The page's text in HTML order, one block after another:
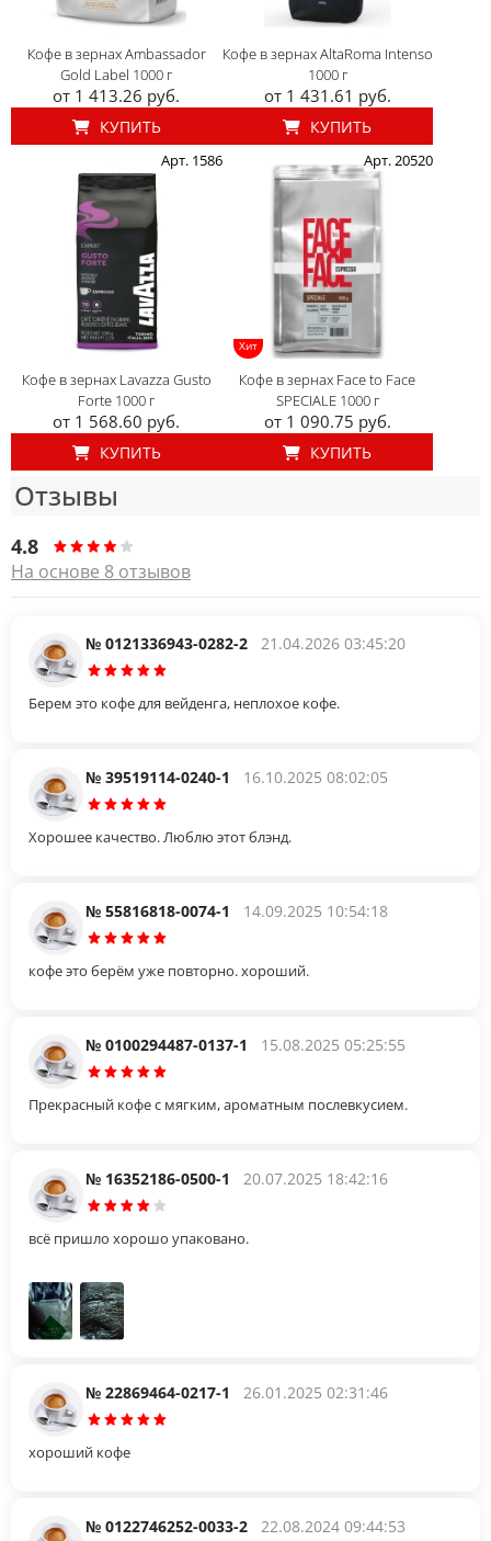
Кофе в зернах Ambassador
Gold Label 1000 г
от 1 413.26 руб.
КУПИТЬ
Кофе в зернах AltaRoma Intenso
1000 г
от 1 431.61 руб.
КУПИТЬ
Арт. 1586
Кофе в зернах Lavazza Gusto
Forte 1000 г
от 1 568.60 руб.
КУПИТЬ
Хит
Арт. 20520
Кофе в зернах Face to Face
SPECIALE 1000 г
от 1 090.75 руб.
КУПИТЬ
Отзывы
4.8
На основе 8 отзывов
№ 0121336943-0282-2 21.04.2026 03:45:20
Берем это кофе для вейденга, неплохое кофе.
№ 39519114-0240-1 16.10.2025 08:02:05
Хорошее качество. Люблю этот блэнд.
№ 55816818-0074-1 14.09.2025 10:54:18
кофе это берём уже повторно. хороший.
№ 0100294487-0137-1 15.08.2025 05:25:55
Прекрасный кофе с мягким, ароматным послевкусием.
№ 16352186-0500-1 20.07.2025 18:42:16
всё пришло хорошо упаковано.
№ 22869464-0217-1 26.01.2025 02:31:46
хороший кофе
№ 0122746252-0033-2 22.08.2024 09:44:53